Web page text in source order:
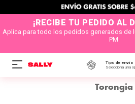
¡RECIBE TU PEDIDO AL
Aplica para todo los pedidos generados de
PM
Tipo de envío
Selecciona una
Torongia